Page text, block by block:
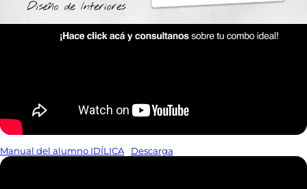
Manual del alumno IDÍLICA Descarga